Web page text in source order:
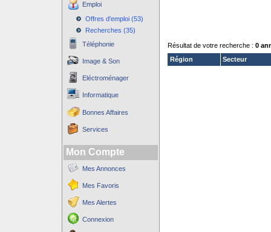
Emploi
Offres d'emploi (53)
Recherches (35)
Téléphonie
Image & Son
Eléctroménager
Informatique
Bonnes Affaires
Services
Mon Compte
Mes Annonces
Mes Favoris
Mes Alertes
Connexion
Résultat de votre recherche : 0
Région
Secteur